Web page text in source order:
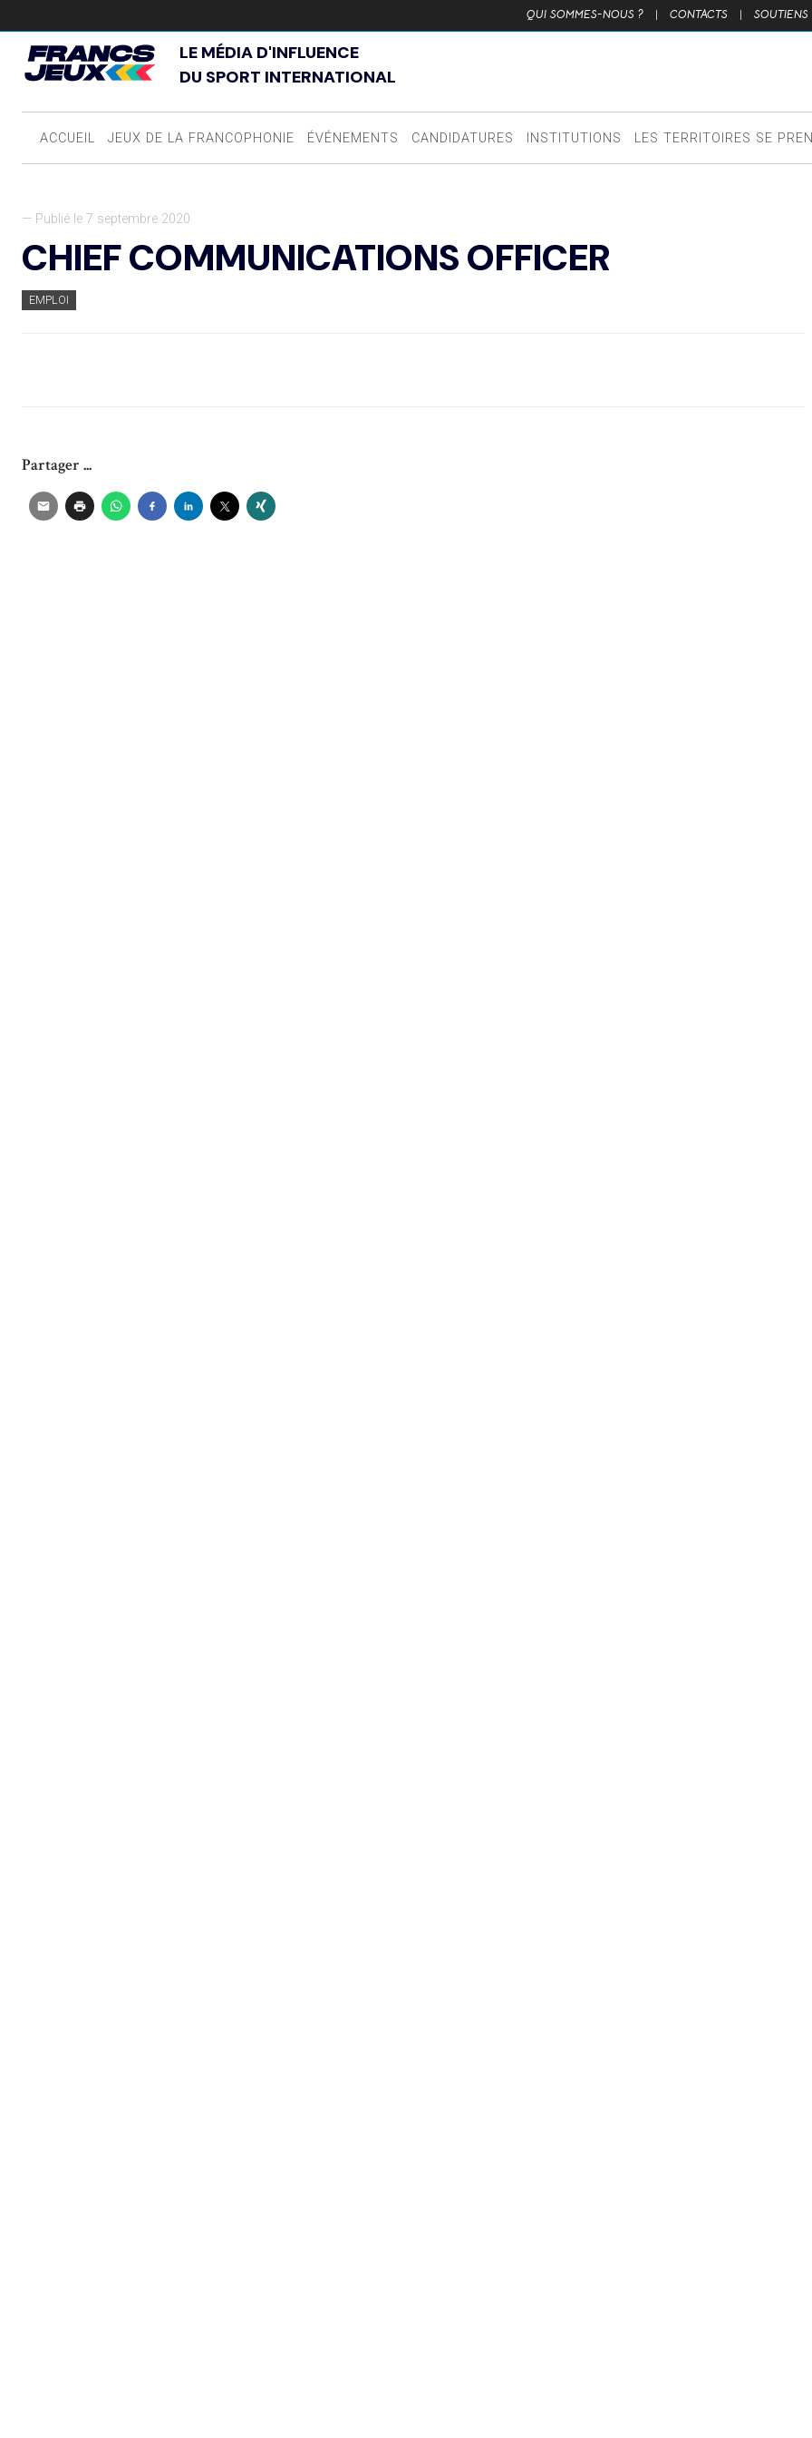
QUI SOMMES-NOUS ? | CONTACTS | SOUTIENS
LE MÉDIA D'INFLUENCE
DU SPORT INTERNATIONAL
ACCUEIL JEUX DE LA FRANCOPHONIE ÉVÉNEMENTS CANDIDATURES INSTITUTIONS LES TERRITOIRES SE
— Publié le 7 septembre 2020
CHIEF COMMUNICATIONS OFFICER
EMPLOI
Partager ...